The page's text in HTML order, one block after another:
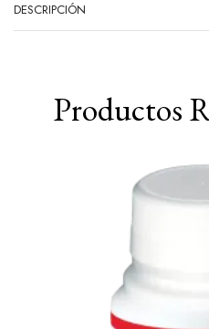
DESCRIPCIÓN
Productos